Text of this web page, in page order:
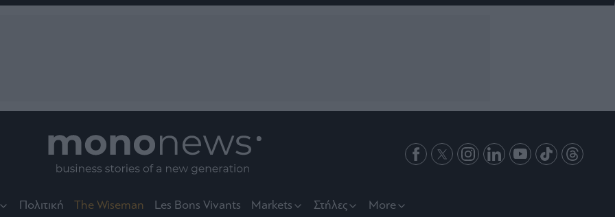
Πολιτική The Wiseman Les Bons Vivants Markets Στήλες More